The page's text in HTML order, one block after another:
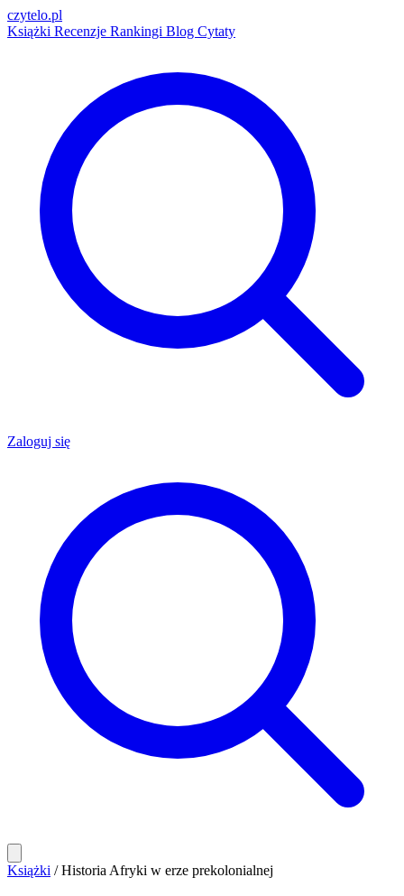
czytelo.pl
Książki Recenzje Rankingi Blog Cytaty
Zaloguj się
Książki / Historia Afryki w erze prekolonialnej